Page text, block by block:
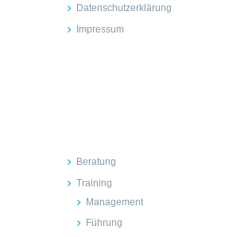
Datenschutzerklärung
Impressum
Beratung
Training
Management
Führung